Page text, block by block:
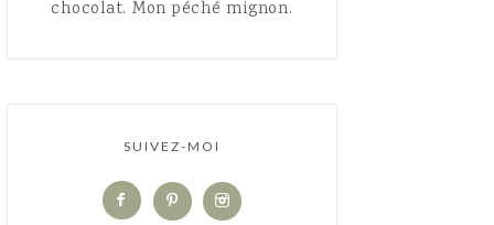
chocolat. Mon péché mignon.
SUIVEZ-MOI